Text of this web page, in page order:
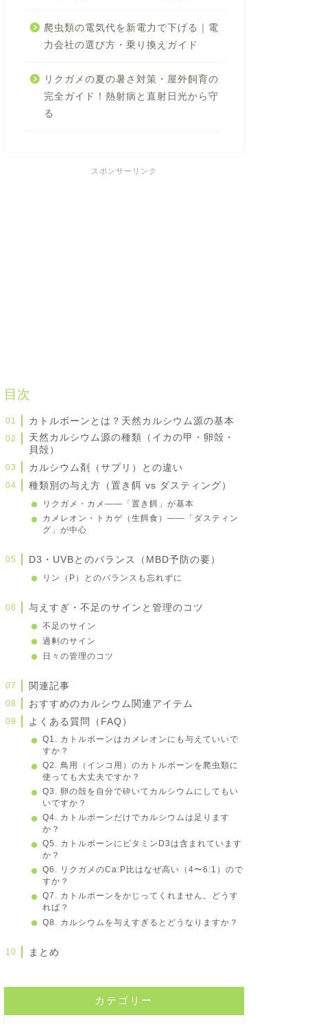
爬虫類の電気代を新電力で下げる｜電
力会社の選び方・乗り換えガイド
リクガメの夏の暑さ対策・屋外飼育の
完全ガイド！熱射病と直射日光から守
る
スポンサーリンク
目次
カトルボーンとは？天然カルシウム源の基本
天然カルシウム源の種類（イカの甲・卵殻・
貝殻）
カルシウム剤（サプリ）との違い
種類別の与え方（置き餌 vs ダスティング）
リクガメ・カメ——「置き餌」が基本
カメレオン・トカゲ（生餌食）——「ダスティン
グ」が中心
D3・UVBとのバランス（MBD予防の要）
リン（P）とのバランスも忘れずに
与えすぎ・不足のサインと管理のコツ
不足のサイン
過剰のサイン
日々の管理のコツ
関連記事
おすすめのカルシウム関連アイテム
よくある質問（FAQ）
Q1. カトルボーンはカメレオンにも与えていいで
すか？
Q2. 鳥用（インコ用）のカトルボーンを爬虫類に
使っても大丈夫ですか？
Q3. 卵の殻を自分で砕いてカルシウムにしてもい
いですか？
Q4. カトルボーンだけでカルシウムは足ります
か？
Q5. カトルボーンにビタミンD3は含まれています
か？
Q6. リクガメのCa:P比はなぜ高い（4〜6:1）ので
すか？
Q7. カトルボーンをかじってくれません。どうす
れば？
Q8. カルシウムを与えすぎるとどうなりますか？
まとめ
カテゴリー